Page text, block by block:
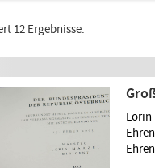
12 Ergebnisse.
Lorin